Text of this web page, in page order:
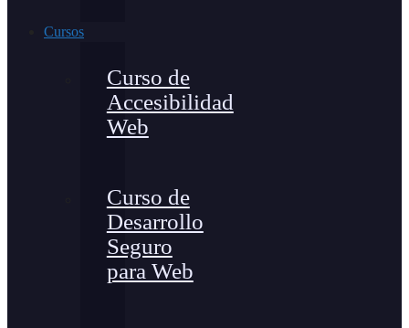
Cursos
Curso de
Accesibilidad
Web
Curso de
Desarrollo
Seguro
para Web